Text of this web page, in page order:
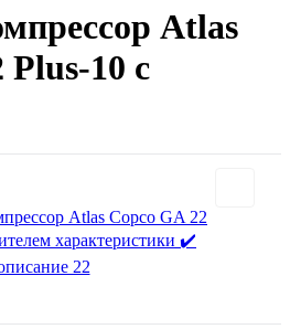
Atlas
Plus-10 с